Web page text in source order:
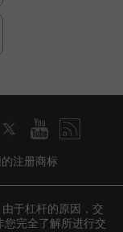
注册商标
于杠杆的原因，交
您完全了解所进行交